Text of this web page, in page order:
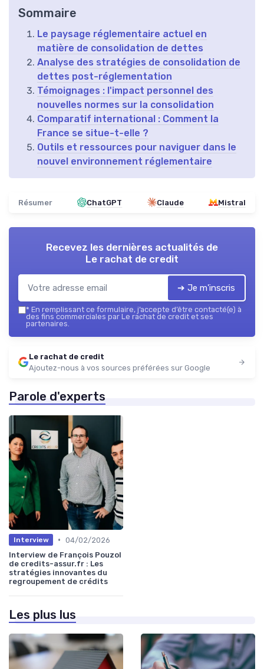
Sommaire
Le paysage réglementaire actuel en
matière de consolidation de dettes
Analyse des stratégies de consolidation de
dettes post-réglementation
Témoignages : l'impact personnel des
nouvelles normes sur la consolidation
Comparatif international : Comment la
France se situe-t-elle ?
Outils et ressources pour naviguer dans le
nouvel environnement réglementaire
Résumer ChatGPT Claude Mistral
Recevez les dernières actualités de
Le rachat de credit
➔ Je m'inscris
* En remplissant ce formulaire, j’accepte d’être contacté(e) à
des fins commerciales par Le rachat de credit et ses
partenaires.
Le rachat de credit
Ajoutez-nous à vos sources préférées sur Google
Parole d'experts
Interview • 04/02/2026
Interview de François Pouzol
de credits-assur.fr : Les
stratégies innovantes du
regroupement de crédits
Les plus lus